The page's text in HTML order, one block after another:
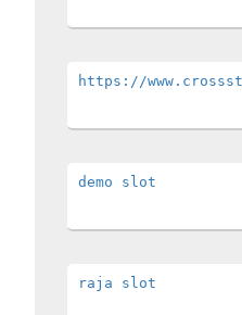
Area
https://
demo slot
raja slot